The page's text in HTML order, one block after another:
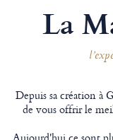
La
Depuis sa création à
de vous offrir le